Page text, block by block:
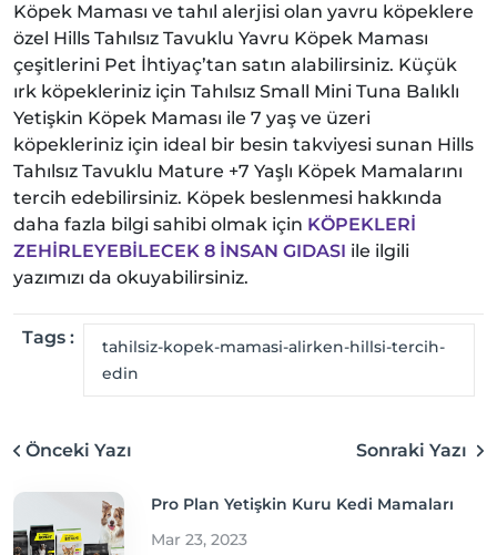
Köpek Maması ve tahıl alerjisi olan yavru köpeklere
özel Hills Tahılsız Tavuklu Yavru Köpek Maması
çeşitlerini Pet İhtiyaç’tan satın alabilirsiniz. Küçük
ırk köpekleriniz için Tahılsız Small Mini Tuna Balıklı
Yetişkin Köpek Maması ile 7 yaş ve üzeri
köpekleriniz için ideal bir besin takviyesi sunan Hills
Tahılsız Tavuklu Mature +7 Yaşlı Köpek Mamalarını
tercih edebilirsiniz. Köpek beslenmesi hakkında
daha fazla bilgi sahibi olmak için KÖPEKLERİ
ZEHİRLEYEBİLECEK 8 İNSAN GIDASI ile ilgili
yazımızı da okuyabilirsiniz.
Tags :
tahilsiz-kopek-mamasi-alirken-hillsi-tercih-
edin
Önceki Yazı Sonraki Yazı
Pro Plan Yetişkin Kuru Kedi Mamaları
Mar 23, 2023